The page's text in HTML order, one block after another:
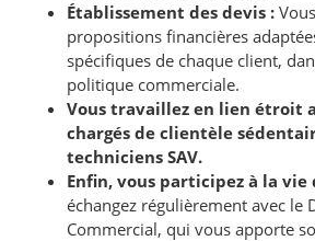
Établissement des devis :
propositions financières
spécifiques de chaque client,
politique commerciale.
Vous travaillez en lien étroit
chargés de clientèle
techniciens SAV.
Enfin, vous participez à la vie
échangez régulièrement avec le
Commercial, qui vous apporte